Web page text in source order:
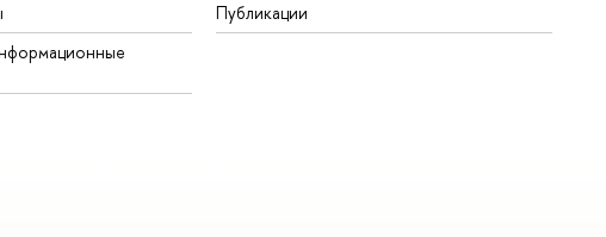
Публикации